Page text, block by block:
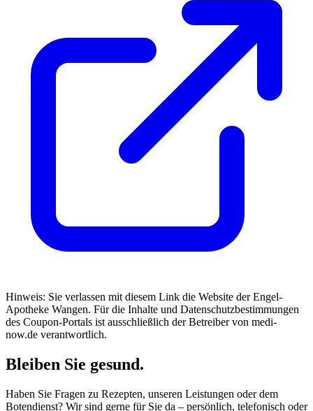
Hinweis: Sie verlassen mit diesem Link die Website der Engel-
Apotheke Wangen. Für die Inhalte und Datenschutzbestimmungen
des Coupon-Portals ist ausschließlich der Betreiber von medi-
now.de verantwortlich.
Bleiben Sie gesund.
Haben Sie Fragen zu Rezepten, unseren Leistungen oder dem
Botendienst? Wir sind gerne für Sie da – persönlich, telefonisch oder